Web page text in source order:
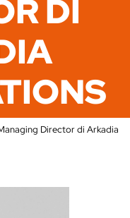
DI
Director di Arkadia